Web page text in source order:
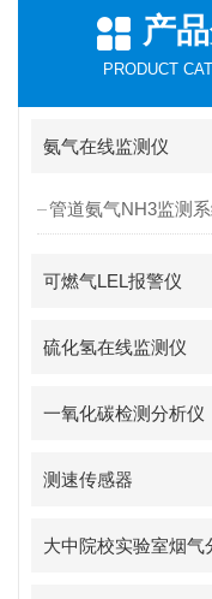
产
PRODUCT
氨气在线监测仪
管道氨气NH3监测
可燃气LEL报警仪
硫化氢在线监测仪
一氧化碳检测分析仪
测速传感器
大中院校实验室烟气